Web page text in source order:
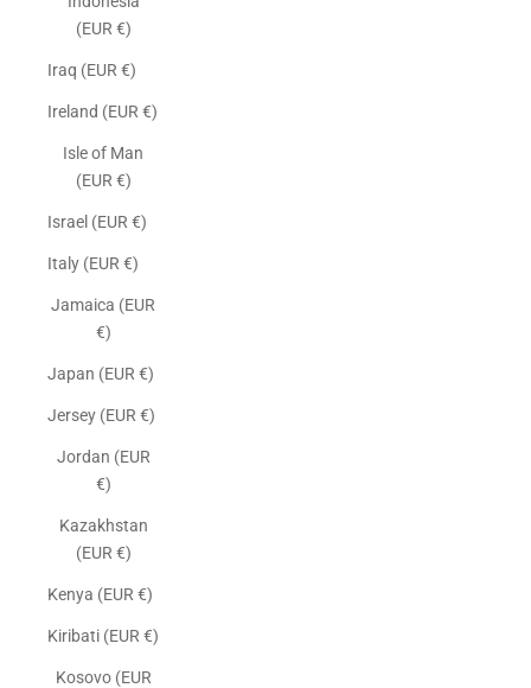
(EUR €)
Iraq (EUR €)
Ireland (EUR €)
Isle of Man
(EUR €)
Israel (EUR €)
Italy (EUR €)
Jamaica (EUR
€)
Japan (EUR €)
Jersey (EUR €)
Jordan (EUR
€)
Kazakhstan
(EUR €)
Kenya (EUR €)
Kiribati (EUR €)
Kosovo (EUR